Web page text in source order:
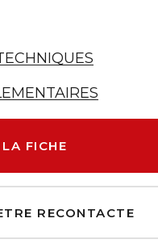
FICHE
RECONTACTE